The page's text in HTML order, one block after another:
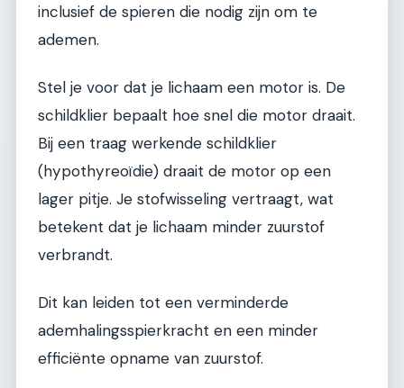
inclusief de spieren die nodig zijn om te
ademen.
Stel je voor dat je lichaam een motor is. De
schildklier bepaalt hoe snel die motor draait.
Bij een traag werkende schildklier
(hypothyreoïdie) draait de motor op een
lager pitje. Je stofwisseling vertraagt, wat
betekent dat je lichaam minder zuurstof
verbrandt.
Dit kan leiden tot een verminderde
ademhalingsspierkracht en een minder
efficiënte opname van zuurstof.